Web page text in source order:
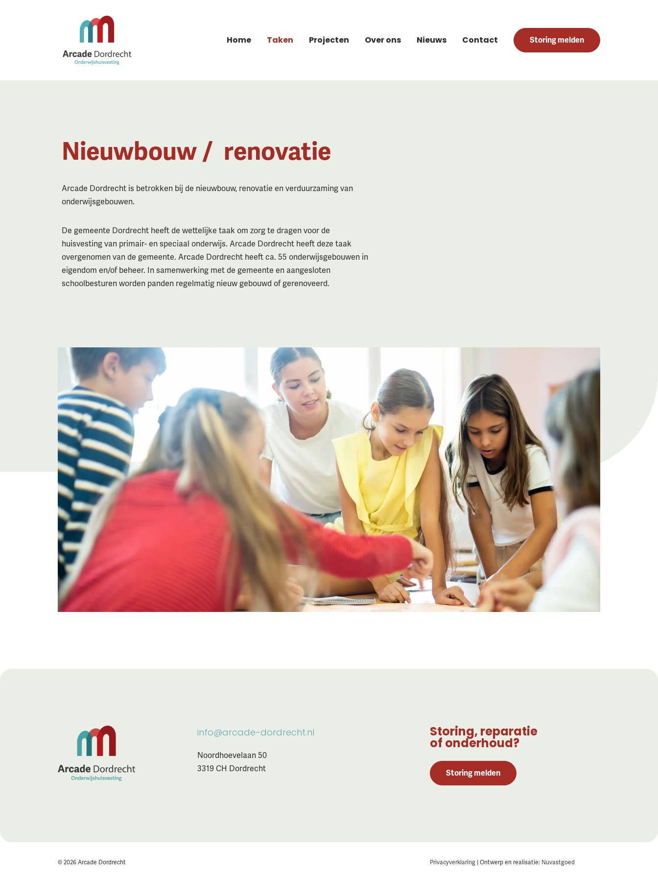
Home Taken Projecten Over ons Nieuws Contact Storing melden
Nieuwbouw /­ renovatie
Arcade Dordrecht is betrokken bij de nieuwbouw, renovatie en verduurzaming van
onderwijsgebouwen.
De gemeente Dordrecht heeft de wettelijke taak om zorg te dragen voor de
huisvesting van primair- en speciaal onderwijs. Arcade Dordrecht heeft deze taak
overgenomen van de gemeente. Arcade Dordrecht heeft ca. 55 onderwijsgebouwen in
eigendom en/of beheer. In samenwerking met de gemeente en aangesloten
schoolbesturen worden panden regelmatig nieuw gebouwd of gerenoveerd.
info@arcade-dordrecht.nl
Noordhoevelaan 50
3319 CH Dordrecht
Storing, reparatie
of onderhoud?
Storing melden
© 2026 Arcade Dordrecht Privacyverklaring Ontwerp en realisatie: Nuvastgoed